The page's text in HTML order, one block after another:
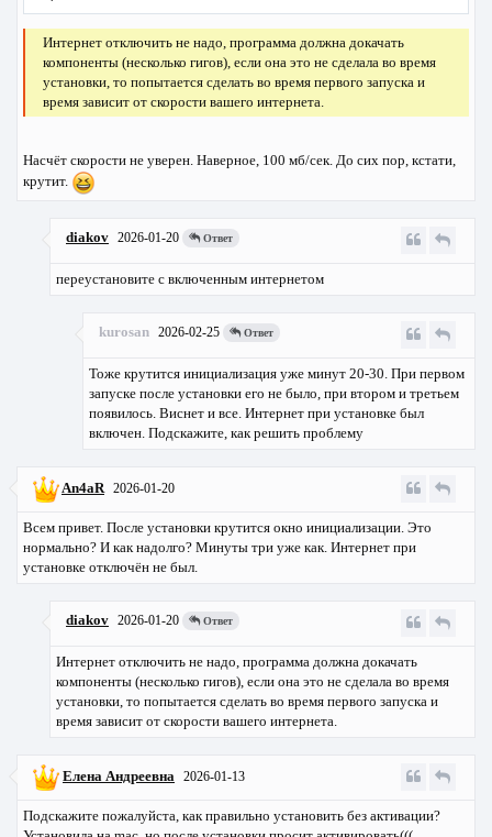
Интернет отключить не надо, программа должна докачать
компоненты (несколько гигов), если она это не сделала во время
установки, то попытается сделать во время первого запуска и
время зависит от скорости вашего интернета.
Насчёт скорости не уверен. Наверное, 100 мб/сек. До сих пор, кстати,
крутит.
diakov 2026-01-20 Ответ
переустановите с включенным интернетом
kurosan 2026-02-25 Ответ
Тоже крутится инициализация уже минут 20-30. При первом
запуске после установки его не было, при втором и третьем
появилось. Виснет и все. Интернет при установке был
включен. Подскажите, как решить проблему
An4aR 2026-01-20
Всем привет. После установки крутится окно инициализации. Это
нормально? И как надолго? Минуты три уже как. Интернет при
установке отключён не был.
diakov 2026-01-20 Ответ
Интернет отключить не надо, программа должна докачать
компоненты (несколько гигов), если она это не сделала во время
установки, то попытается сделать во время первого запуска и
время зависит от скорости вашего интернета.
Елена Андреевна 2026-01-13
Подскажите пожалуйста, как правильно установить без активации?